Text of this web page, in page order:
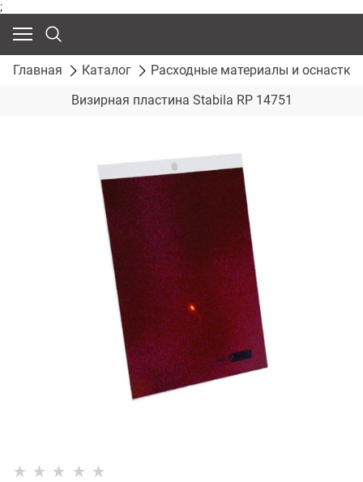
;
Главная Каталог
Расходные материалы и оснастка
Визирная пластина Stabila RP 14751